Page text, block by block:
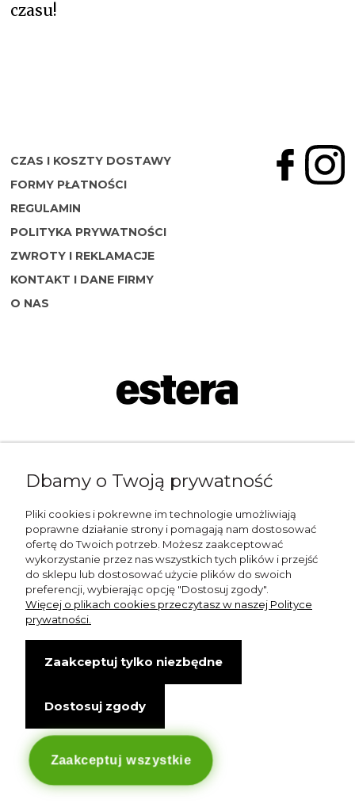
czasu!
CZAS I KOSZTY DOSTAWY
FORMY PŁATNOŚCI
REGULAMIN
POLITYKA PRYWATNOŚCI
ZWROTY I REKLAMACJE
KONTAKT I DANE FIRMY
O NAS
shop@esterashop.com
+48 785 709 330
ESTERA
Otolice 68
99-400 Łowicz
Wskazówki dojazdu
NIP: 8341003819
Copyright © Estera. Wszelkie prawa zastrzeżone.
Managed byDigitalCraft Solutions
Dbamy o Twoją prywatność
Pliki cookies i pokrewne im technologie umożliwiają
poprawne działanie strony i pomagają nam dostosować
ofertę do Twoich potrzeb. Możesz zaakceptować
wykorzystanie przez nas wszystkich tych plików i przejść
do sklepu lub dostosować użycie plików do swoich
preferencji, wybierając opcję "Dostosuj zgody".
Więcej o plikach cookies przeczytasz w naszej Polityce
prywatności.
Zaakceptuj tylko niezbędne
Dostosuj zgody
Zaakceptuj wszystkie